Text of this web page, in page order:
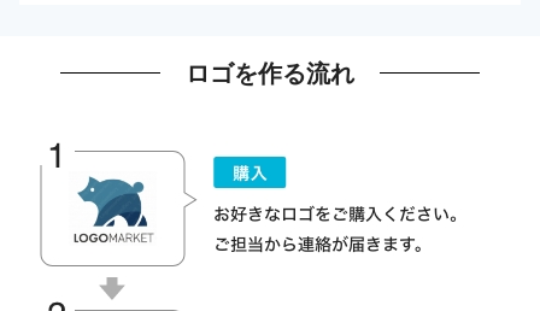
ロゴを作る流れ